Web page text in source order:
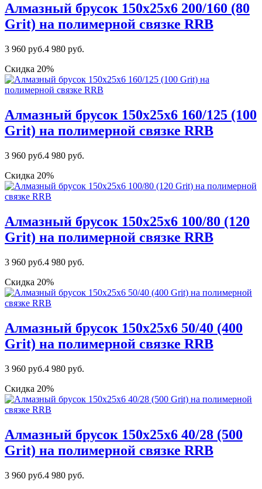
Алмазный брусок 150х25х6 200/160 (80
Grit) на полимерной связке RRB
3 960 руб.4 980 руб.
Скидка 20%
Алмазный брусок 150х25х6 160/125 (100
Grit) на полимерной связке RRB
3 960 руб.4 980 руб.
Скидка 20%
Алмазный брусок 150х25х6 100/80 (120
Grit) на полимерной связке RRB
3 960 руб.4 980 руб.
Скидка 20%
Алмазный брусок 150х25х6 50/40 (400
Grit) на полимерной связке RRB
3 960 руб.4 980 руб.
Скидка 20%
Алмазный брусок 150х25х6 40/28 (500
Grit) на полимерной связке RRB
3 960 руб.4 980 руб.